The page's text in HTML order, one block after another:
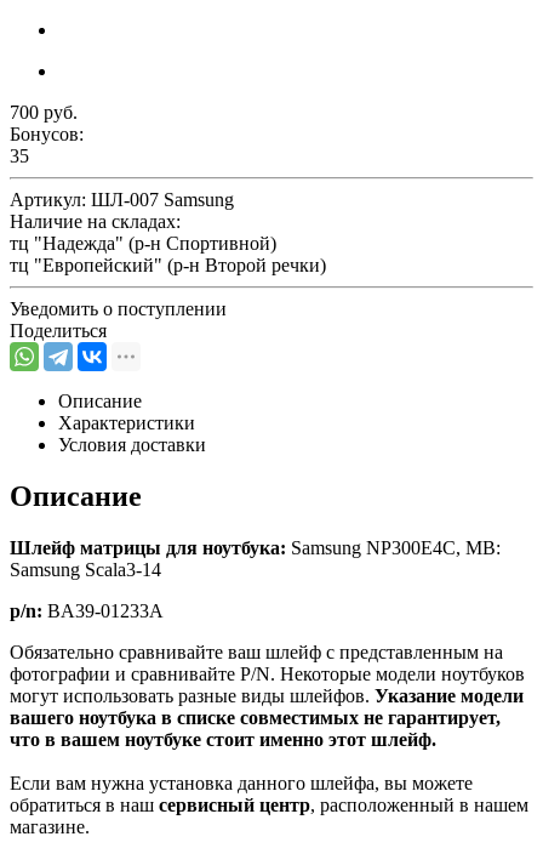
700 руб.
Бонусов:
35
Артикул: ШЛ-007 Samsung
Наличие на складах:
тц "Надежда" (р-н Спортивной)
тц "Европейский" (р-н Второй речки)
Уведомить о поступлении
Поделиться
Описание
Характеристики
Условия доставки
Описание
Шлейф матрицы для ноутбука: Samsung NP300E4C, MB:
Samsung Scala3-14
p/n: BA39-01233A
Обязательно сравнивайте ваш шлейф с представленным на
фотографии и сравнивайте P/N. Некоторые модели ноутбуков
могут использовать разные виды шлейфов. Указание модели
вашего ноутбука в списке совместимых не гарантирует,
что в вашем ноутбуке стоит именно этот шлейф.
Если вам нужна установка данного шлейфа, вы можете
обратиться в наш сервисный центр, расположенный в нашем
магазине.